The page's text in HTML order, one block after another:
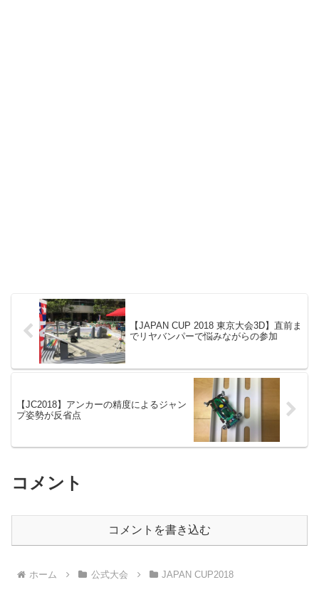
【JAPAN CUP 2018 東京大会3D】直前ま
でリヤバンパーで悩みながらの参加
【JC2018】アンカーの精度によるジャン
プ姿勢が反省点
コメント
コメントを書き込む
ホーム 公式大会 JAPAN CUP2018